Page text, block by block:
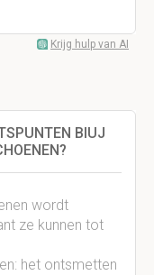
Krijg hulp van AI
BIUJ
wordt
ze kunnen tot
het ontsmetten